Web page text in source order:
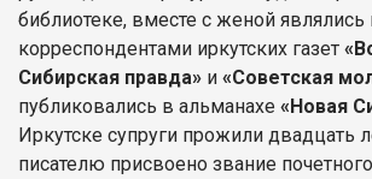
библиотеке, вместе с женой
корреспондентами иркутских газет
Сибирская правда» и «Советская
публиковались в альманахе «Новая
Иркутске супруги прожили двадцать
писателю присвоено звание